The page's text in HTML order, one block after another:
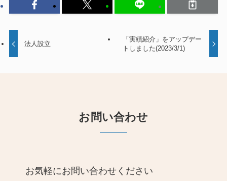
法人設立
「実績紹介」をアップデー
トしました(2023/3/1)
お問い合わせ
お気軽にお問い合わせください